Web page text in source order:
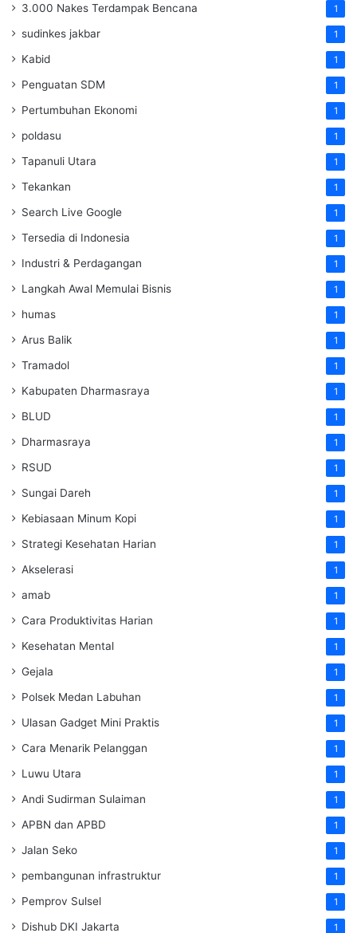
3.000 Nakes Terdampak Bencana 1
sudinkes jakbar 1
Kabid 1
Penguatan SDM ‎ 1
Pertumbuhan Ekonomi 1
poldasu 1
Tapanuli Utara 1
Tekankan 1
Search Live Google 1
Tersedia di Indonesia 1
Industri & Perdagangan 1
Langkah Awal Memulai Bisnis 1
humas 1
Arus Balik 1
Tramadol 1
Kabupaten Dharmasraya 1
BLUD 1
Dharmasraya 1
RSUD 1
Sungai Dareh 1
Kebiasaan Minum Kopi 1
Strategi Kesehatan Harian 1
Akselerasi 1
amab 1
Cara Produktivitas Harian 1
Kesehatan Mental 1
Gejala 1
Polsek Medan Labuhan 1
Ulasan Gadget Mini Praktis 1
Cara Menarik Pelanggan 1
Luwu Utara 1
Andi Sudirman Sulaiman 1
APBN dan APBD 1
Jalan Seko 1
pembangunan infrastruktur 1
Pemprov Sulsel 1
Dishub DKI Jakarta 1